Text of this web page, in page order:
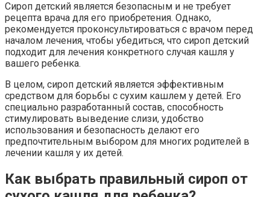
Сироп детский является безопасным и не требует
рецепта врача для его приобретения. Однако,
рекомендуется проконсультироваться с врачом перед
началом лечения, чтобы убедиться, что сироп детский
подходит для лечения конкретного случая кашля у
вашего ребенка.
В целом, сироп детский является эффективным
средством для борьбы с сухим кашлем у детей. Его
специально разработанный состав, способность
стимулировать выведение слизи, удобство
использования и безопасность делают его
предпочтительным выбором для многих родителей в
лечении кашля у их детей.
Как выбрать правильный сироп от